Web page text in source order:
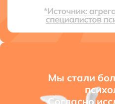
Мы стали
Согласно